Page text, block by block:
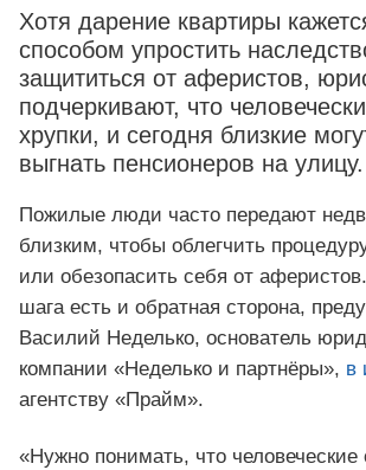
Хотя дарение квартиры
способом упростить
защититься от аферистов,
подчеркивают, что
хрупки, и сегодня близкие
выгнать пенсионеров на улицу.
Пожилые люди часто передают
близким, чтобы облегчить
или обезопасить себя от
шага есть и обратная сторона,
Василий Неделько, основатель
компании «Неделько и партнёры», в
агентству «Прайм».
«Нужно понимать, что